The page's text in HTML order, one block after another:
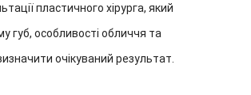
пластичного хірурга, який
губ, особливості обличчя та
очікуваний результат.